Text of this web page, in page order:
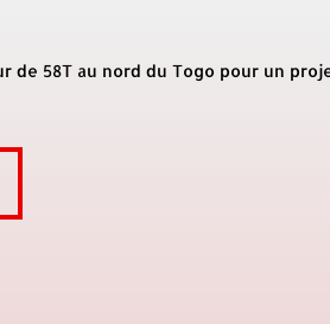
de 58T au nord du Togo pour un